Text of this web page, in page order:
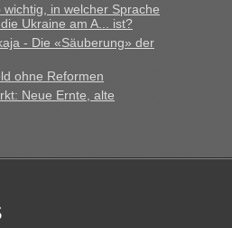
wichtig, in welcher Sprache
Ukraine am A... ist?
- Die «Säuberung» der
ohne Reformen
Neue Ernte, alte